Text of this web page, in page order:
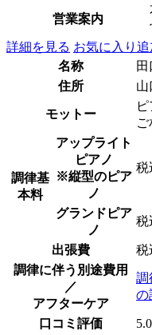
営業案内
詳細を見る お気に入り追
名称
住所
山
モットー
ご
調律基
本料
アップライト
ピアノ
※縦型のピア
ノ
税
グランドピア
ノ
税
出張費 税
調律に伴う別途費用
／
アフターケア
調
の
口コミ評価